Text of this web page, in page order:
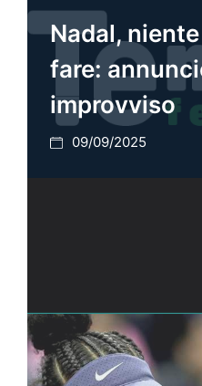
Nadal,
fare:
improvviso
09/09/2025